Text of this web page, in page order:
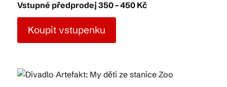
Články
Suvenýry
Praktické info
Vstupné předprodej 350 - 450 Kč
Koupit vstupenku